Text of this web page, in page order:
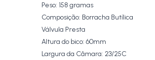
Peso: 158 gramas
Composição: Borracha Butílica
Válvula Presta
Altura do bico: 60mm
Largura da Câmara: 23/25C